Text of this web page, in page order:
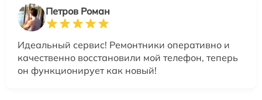
Петров Роман
Идеальный сервис! Ремонтники оперативно и
качественно восстановили мой телефон, теперь
он функционирует как новый!